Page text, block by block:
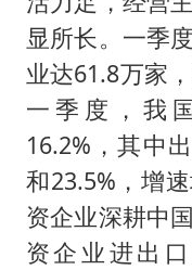
显所长。一季
业达61.8万家
一季度，我
16.2%，其中
和23.5%，增
资企业深耕中
资企业进出